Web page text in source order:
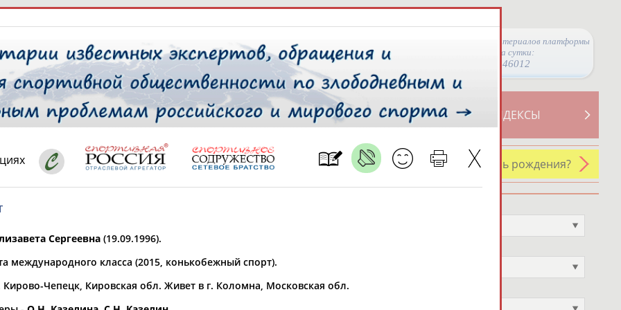
Просмотры материалов платформы
за сутки:
46012
СВОДНЫЕ ИНДЕКСЫ
ТАБЛО АКТИВНОСТИ
РЕСУРСНАЯ ПЛОЩАДКА
У кого сегодня день рождения?
регион*
проживания
Учёное звание
Сергеевна (19.09.1996).
международного класса (2015, конькобежный спорт).
Кирово-Чепецк, Кировская обл. Живет в г. Коломна, Московская обл.